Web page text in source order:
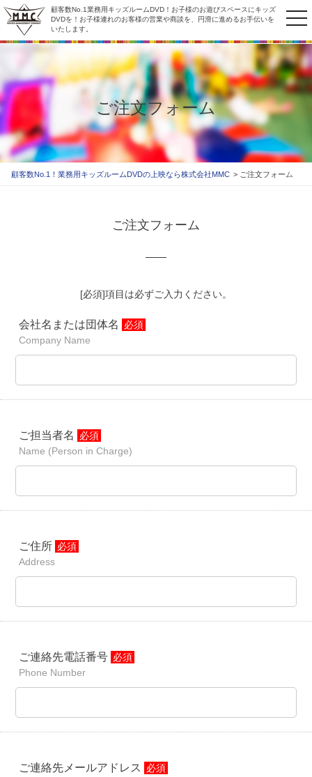
顧客数No.1業務用キッズルームDVD！お子様のお遊びスペースにキッズ
DVDを！お子様連れのお客様の営業や商談を、円滑に進めるお手伝いを
いたします。
ご注文フォーム
顧客数No.1！業務用キッズルームDVDの上映なら株式会社MMC ご注文フォーム
ご注文フォーム
[必須]項目は必ずご入力ください。
会社名または団体名
必須
Company Name
ご担当者名
必須
Name (Person in Charge)
ご住所 必須
Address
ご連絡先電話番号 必須
Phone Number
ご連絡先メールアドレス
必須